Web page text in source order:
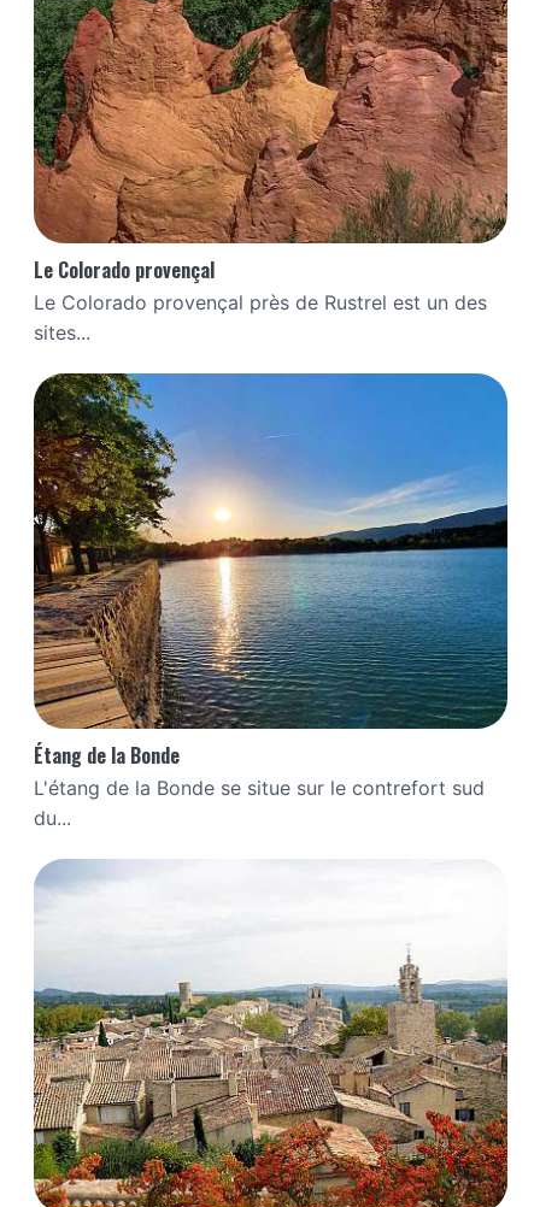
Le Colorado provençal
Le Colorado provençal près de Rustrel est un des
sites...
Étang de la Bonde
L'étang de la Bonde se situe sur le contrefort sud
du...